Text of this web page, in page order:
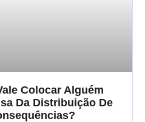
Colocar Alguém
Da Distribuição De